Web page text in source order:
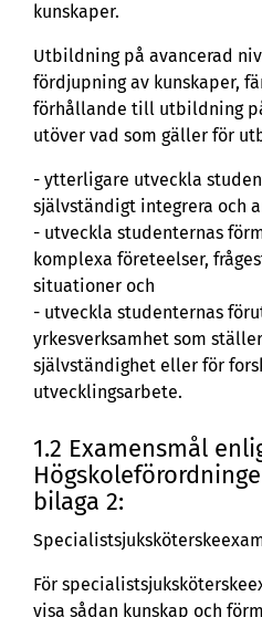
kunskaper.
Utbildning på avancerad
fördjupning av kunskaper,
förhållande till utbildning
utöver vad som gäller för
- ytterligare utveckla
självständigt integrera och
- utveckla studenternas
komplexa företeelser,
situationer och
- utveckla studenternas
yrkesverksamhet som
självständighet eller för
utvecklingsarbete.
1.2 Examensmål
bilaga 2:
För
visa sådan kunskap och